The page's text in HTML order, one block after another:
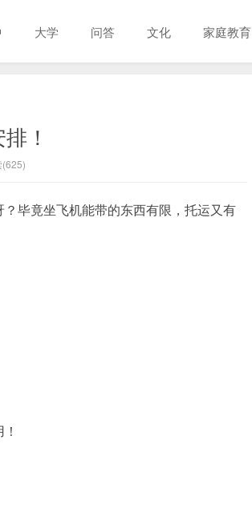
大学 问答 文化 家庭教育
！
(625)
毕竟坐飞机能带的东西有限，托运又有